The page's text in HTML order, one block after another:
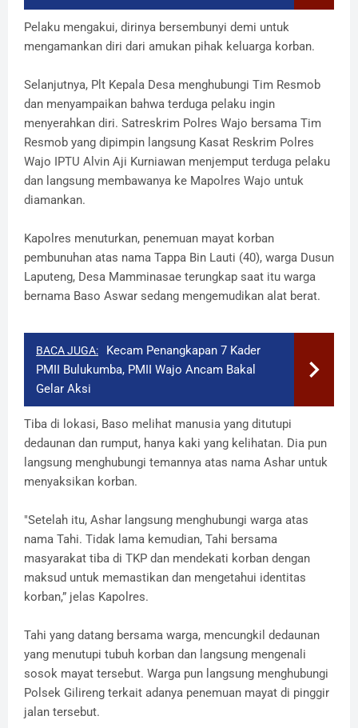
Pelaku mengakui, dirinya bersembunyi demi untuk
mengamankan diri dari amukan pihak keluarga korban.
Selanjutnya, Plt Kepala Desa menghubungi Tim Resmob
dan menyampaikan bahwa terduga pelaku ingin
menyerahkan diri. Satreskrim Polres Wajo bersama Tim
Resmob yang dipimpin langsung Kasat Reskrim Polres
Wajo IPTU Alvin Aji Kurniawan menjemput terduga pelaku
dan langsung membawanya ke Mapolres Wajo untuk
diamankan.
Kapolres menuturkan, penemuan mayat korban
pembunuhan atas nama Tappa Bin Lauti (40), warga Dusun
Laputeng, Desa Mamminasae terungkap saat itu warga
bernama Baso Aswar sedang mengemudikan alat berat.
BACA JUGA:
Kecam Penangkapan 7 Kader
PMII Bulukumba, PMII Wajo Ancam Bakal
Gelar Aksi
Tiba di lokasi, Baso melihat manusia yang ditutupi
dedaunan dan rumput, hanya kaki yang kelihatan. Dia pun
langsung menghubungi temannya atas nama Ashar untuk
menyaksikan korban.
"Setelah itu, Ashar langsung menghubungi warga atas
nama Tahi. Tidak lama kemudian, Tahi bersama
masyarakat tiba di TKP dan mendekati korban dengan
maksud untuk memastikan dan mengetahui identitas
korban,” jelas Kapolres.
Tahi yang datang bersama warga, mencungkil dedaunan
yang menutupi tubuh korban dan langsung mengenali
sosok mayat tersebut. Warga pun langsung menghubungi
Polsek Gilireng terkait adanya penemuan mayat di pinggir
jalan tersebut.